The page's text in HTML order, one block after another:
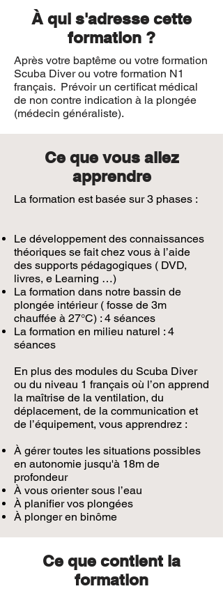
À qui s'adresse cette
formation ?
Après votre baptême ou votre formation
Scuba Diver ou votre formation N1
français. Prévoir un certificat médical
de non contre indication à la plongée
(médecin généraliste).
Ce que vous allez
apprendre
La formation est basée sur 3 phases :
Le développement des connaissances
théoriques se fait chez vous à l’aide
des supports pédagogiques ( DVD,
livres, e Learning …)
La formation dans notre bassin de
plongée intérieur ( fosse de 3m
chauffée à 27°C) : 4 séances
La formation en milieu naturel : 4
séances
En plus des modules du Scuba Diver
ou du niveau 1 français où l’on apprend
la maîtrise de la ventilation, du
déplacement, de la communication et
de l’équipement, vous apprendrez :
À gérer toutes les situations possibles
en autonomie jusqu'à 18m de
profondeur
À vous orienter sous l’eau
À planifier vos plongées
À plonger en binôme
Ce que contient la
formation